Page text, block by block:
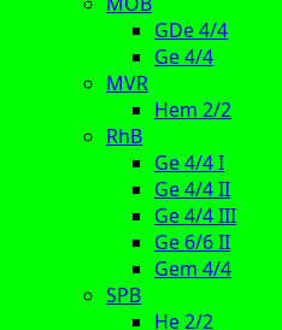
GDe 4/4
Ge 4/4
MVR
Hem 2/2
RhB
Ge 4/4 I
Ge 4/4 II
Ge 4/4 III
Ge 6/6 II
Gem 4/4
SPB
He 2/2